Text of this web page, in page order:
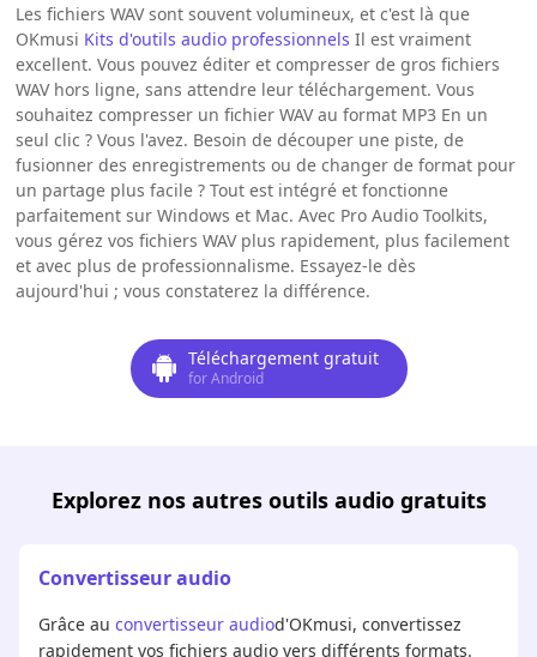
Les fichiers WAV sont souvent volumineux, et c'est là que
OKmusi Kits d'outils audio professionnels Il est vraiment
excellent. Vous pouvez éditer et compresser de gros fichiers
WAV hors ligne, sans attendre leur téléchargement. Vous
souhaitez compresser un fichier WAV au format MP3 En un
seul clic ? Vous l'avez. Besoin de découper une piste, de
fusionner des enregistrements ou de changer de format pour
un partage plus facile ? Tout est intégré et fonctionne
parfaitement sur Windows et Mac. Avec Pro Audio Toolkits,
vous gérez vos fichiers WAV plus rapidement, plus facilement
et avec plus de professionnalisme. Essayez-le dès
aujourd'hui ; vous constaterez la différence.
Téléchargement gratuit
for Android
Explorez nos autres outils audio gratuits
Convertisseur audio
Grâce au convertisseur audiod'OKmusi, convertissez
rapidement vos fichiers audio vers différents formats.